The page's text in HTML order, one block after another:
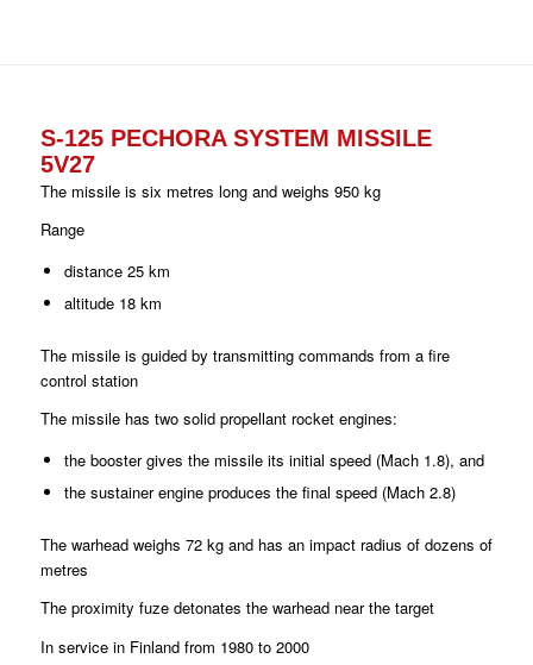
S-125 PECHORA SYSTEM MISSILE
5V27
The missile is six metres long and weighs 950 kg
Range
distance 25 km
altitude 18 km
The missile is guided by transmitting commands from a fire
control station
The missile has two solid propellant rocket engines:
the booster gives the missile its initial speed (Mach 1.8), and
the sustainer engine produces the final speed (Mach 2.8)
The warhead weighs 72 kg and has an impact radius of dozens of
metres
The proximity fuze detonates the warhead near the target
In service in Finland from 1980 to 2000